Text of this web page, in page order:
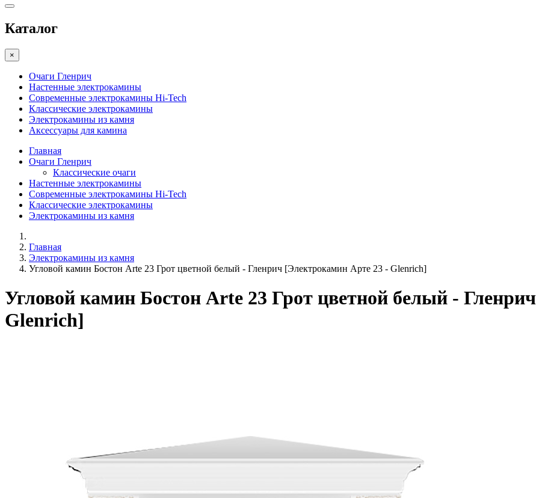
Каталог
×
Очаги Гленрич
Настенные электрокамины
Современные электрокамины Hi-Tech
Классические электрокамины
Электрокамины из камня
Аксессуары для камина
Главная
Очаги Гленрич
Классические очаги
Настенные электрокамины
Современные электрокамины Hi-Tech
Классические электрокамины
Электрокамины из камня
Главная
Электрокамины из камня
Угловой камин Бостон Arte 23 Грот цветной белый - Гленрич [Электрокамин Арте 23 - Glenrich]
Угловой камин Бостон Arte 23 Грот цветной белый -
Glenrich]